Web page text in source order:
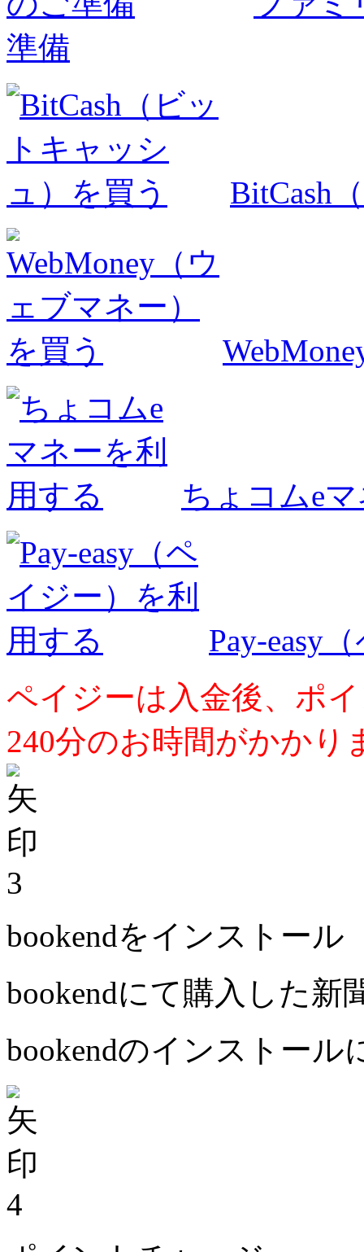
準備
BitCash
ちょコムe
Pay-easy
ペイジーは入金後、ポ
240分のお時間がかかり
3
bookendをインストール
bookendにて購入した新
bookendのインストール
4